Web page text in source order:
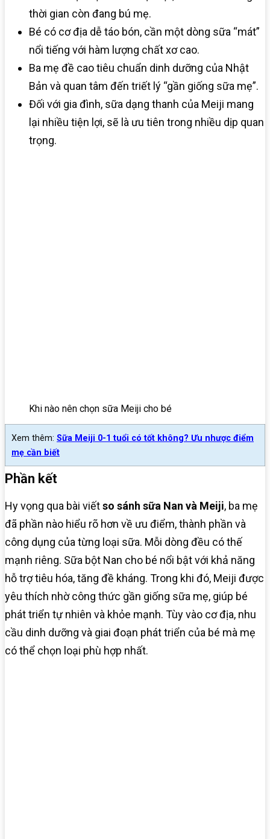
thời gian còn đang bú mẹ.
Bé có cơ địa dễ táo bón, cần một dòng sữa “mát”
nổi tiếng với hàm lượng chất xơ cao.
Ba mẹ đề cao tiêu chuẩn dinh dưỡng của Nhật
Bản và quan tâm đến triết lý “gần giống sữa mẹ”.
Đối với gia đình, sữa dạng thanh của Meiji mang
lại nhiều tiện lợi, sẽ là ưu tiên trong nhiều dịp quan
trọng.
Khi nào nên chọn sữa Meiji cho bé
Xem thêm: Sữa Meiji 0-1 tuổi có tốt không? Ưu nhược điểm
mẹ cần biết
Phần kết
Hy vọng qua bài viếtso sánh sữa Nan và Meiji, ba mẹ
đã phần nào hiểu rõ hơn về ưu điểm, thành phần và
công dụng của từng loại sữa. Mỗi dòng đều có thế
mạnh riêng. Sữa bột Nan cho bé nổi bật với khả năng
hỗ trợ tiêu hóa, tăng đề kháng. Trong khi đó, Meiji được
yêu thích nhờ công thức gần giống sữa mẹ, giúp bé
phát triển tự nhiên và khỏe mạnh. Tùy vào cơ địa, nhu
cầu dinh dưỡng và giai đoạn phát triển của bé mà mẹ
có thể chọn loại phù hợp nhất.